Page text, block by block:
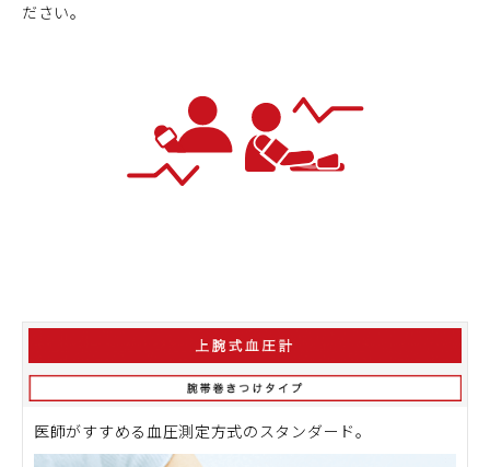
ださい。
医師がすすめる血圧測定方式のスタンダード。